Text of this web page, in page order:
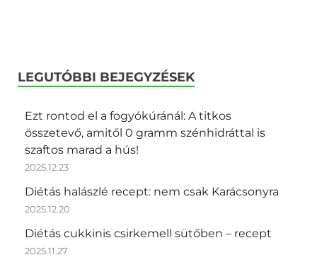
LEGUTÓBBI BEJEGYZÉSEK
Ezt rontod el a fogyókúránál: A titkos
összetevő, amitől 0 gramm szénhidráttal is
szaftos marad a hús!
2025.12.23
Diétás halászlé recept: nem csak Karácsonyra
2025.12.20
Diétás cukkinis csirkemell sütőben – recept
2025.11.27